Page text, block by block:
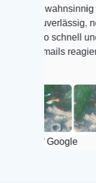
noch
und
reagiert wie